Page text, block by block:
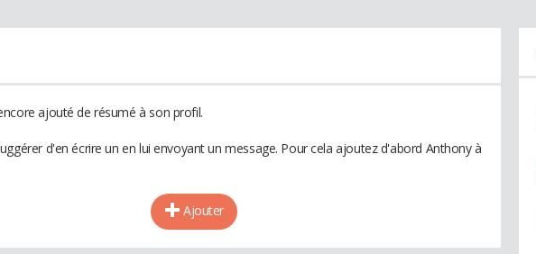
ajouté de résumé à son profil.
d'en écrire un en lui envoyant un message. Pour cela ajoutez d'abord Anthony à
Ajouter